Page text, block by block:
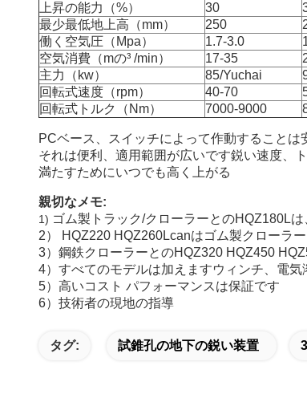
上昇の能力（%）
30
最少最低地上高（mm）
250
働く空気圧（Mpa）
1.7-3.0
空気消費（mの³ /min）
17-35
主力（kw）
85/Yuchai
回転式速度（rpm）
40-70
回転式トルク（Nm）
7000-9000
PCベース、スイッチによって作動することは
それは便利、適用範囲が広いです鋭い速度、
満たすためにいつでも高く上がる
親切なメモ:
1) ゴム製トラック/クローラーとのHQZ180L
2） HQZ220 HQZ260Lcanはゴム製クローラ
3）鋼鉄クローラーとのHQZ320 HQZ450
4）すべてのモデルは加えますウィンチ、電
5）高いコスト パフォーマンスは保証です
6）技術者の現地の指導
タグ: 試錐孔の地下の鋭い装置